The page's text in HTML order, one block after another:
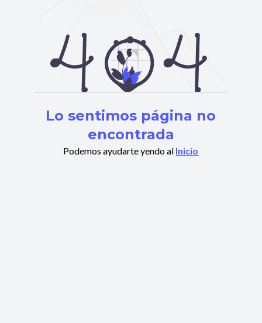
Lo sentimos página no
encontrada
Podemos ayudarte yendo al Inicio